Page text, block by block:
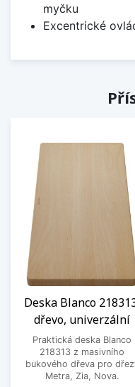
myčku
Excentrické
Deska Blanco
dřevo, univerzální
Praktická deska Blanco
218313 z masivního
bukového dřeva pro
Metra, Zia, Nova.